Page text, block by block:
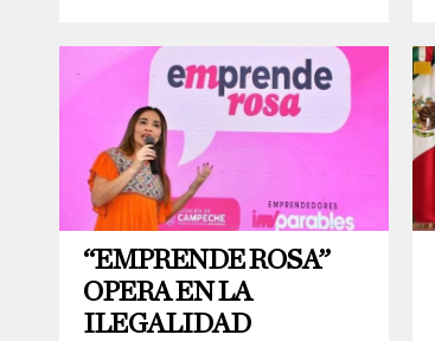
“EMPRENDE ROSA”
OPERA EN LA
ILEGALIDAD